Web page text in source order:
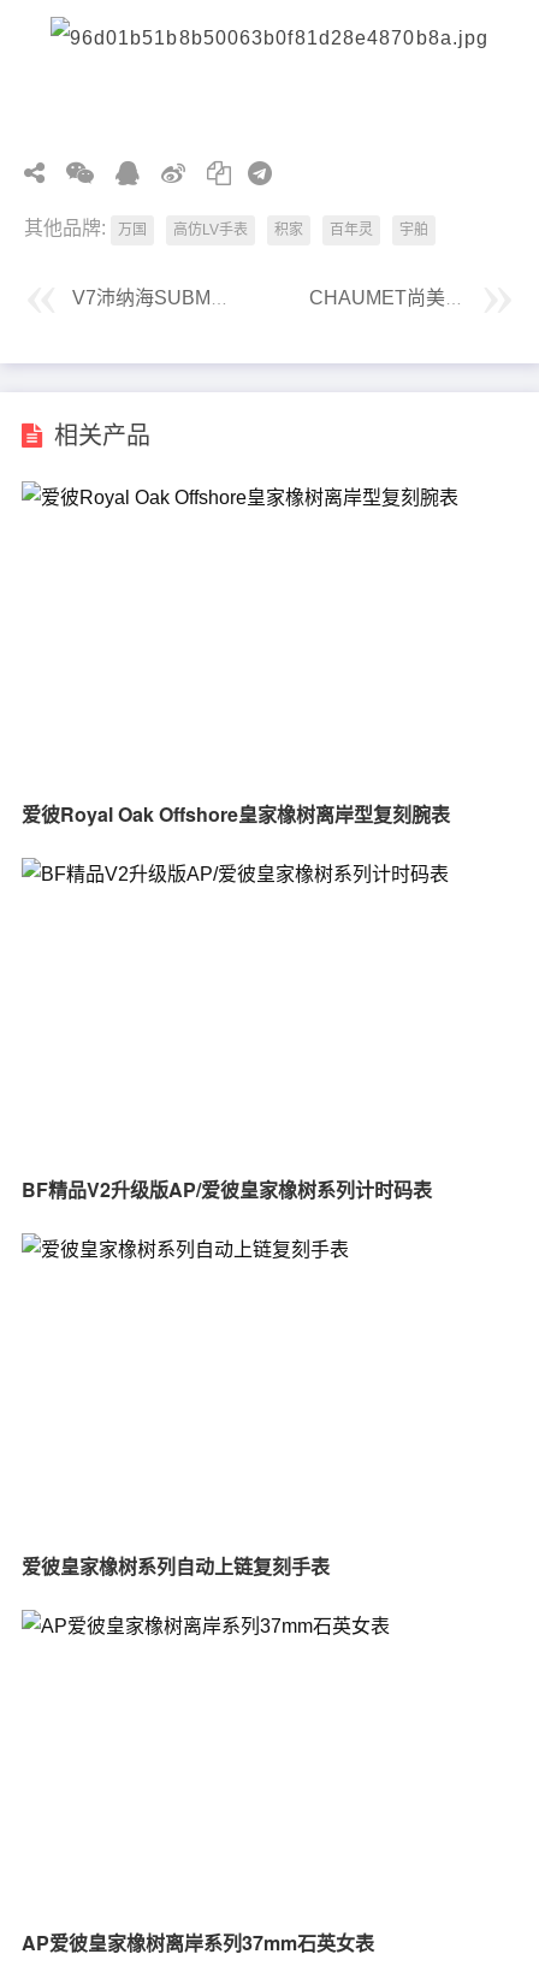
其他品牌: 万国 高仿LV手表 积家 百年灵 宇舶
CHAUMET尚美巴黎约瑟芬水滴女王冠冕系列女士腕表
相关产品
爱彼Royal Oak Offshore皇家橡树离岸型复刻腕表
BF精品V2升级版AP/爱彼皇家橡树系列计时码表
爱彼皇家橡树系列自动上链复刻手表
AP爱彼皇家橡树离岸系列37mm石英女表